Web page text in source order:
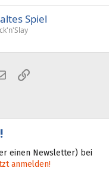
Spiel
E-MailLink
einen Newsletter) bei
anmelden!